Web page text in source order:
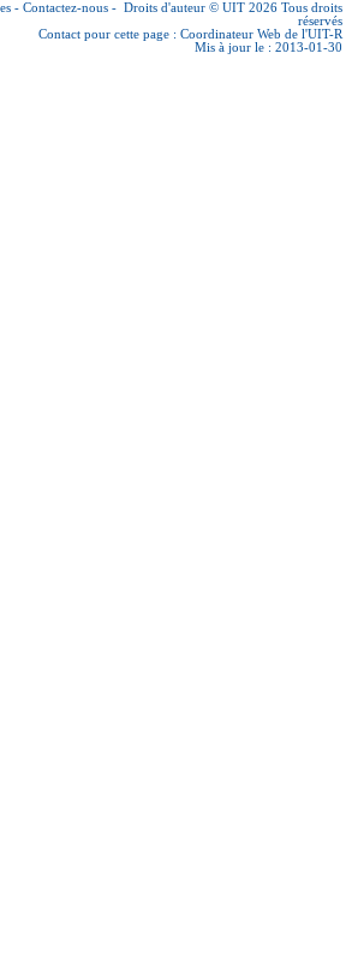
- Contactez-nous - Droits d'auteur © UIT 2026 Tous droits
réservés
Contact pour cette page : Coordinateur Web de l'UIT-R
Mis à jour le : 2013-01-30